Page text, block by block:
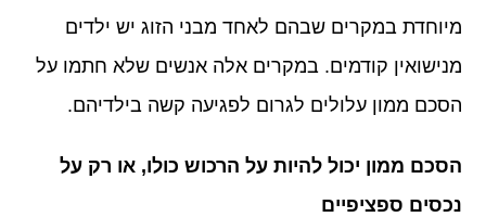
מיוחדת במקרים שבהם לאחד מבני הזוג יש ילדים
מנישואין קודמים. במקרים אלה אנשים שלא חתמו על
הסכם ממון עלולים לגרום לפגיעה קשה בילדיהם.
הסכם ממון יכול להיות על הרכוש כולו, או רק על
נכסים ספציפיים